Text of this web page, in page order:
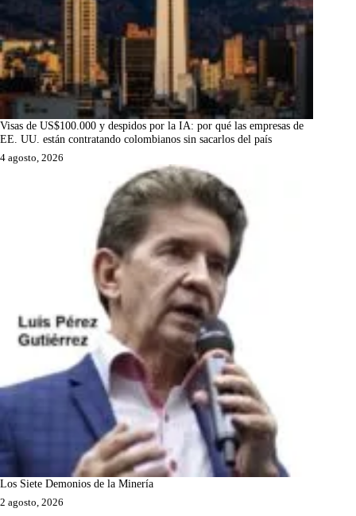
Visas de US$100.000 y despidos por la IA: por qué las empresas de
EE. UU. están contratando colombianos sin sacarlos del país
4 agosto, 2026
Los Siete Demonios de la Minería
2 agosto, 2026